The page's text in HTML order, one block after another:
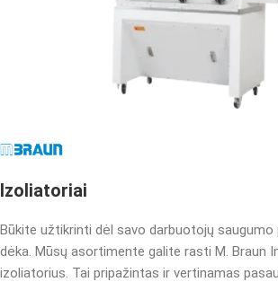
Izoliatoriai
Būkite užtikrinti dėl savo darbuotojų
dėka. Mūsų asortimente galite rasti M. Braun
izoliatorius. Tai pripažintas ir vertinamas